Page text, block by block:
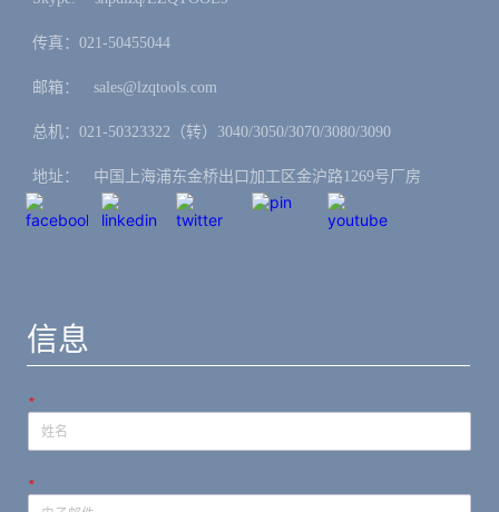
传真：021-50455044
邮箱：ㅤsales@lzqtools.com
总机：021-50323322（转）3040/3050/3070/3080/3090
地址：ㅤ中国上海浦东金桥出口加工区金沪路1269号厂房
信息
*
*